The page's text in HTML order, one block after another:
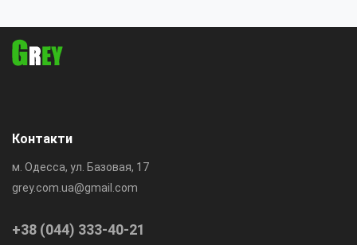
Контакти
м. Одесса, ул. Базовая, 17
grey.com.ua@gmail.com
+38 (044) 333-40-21